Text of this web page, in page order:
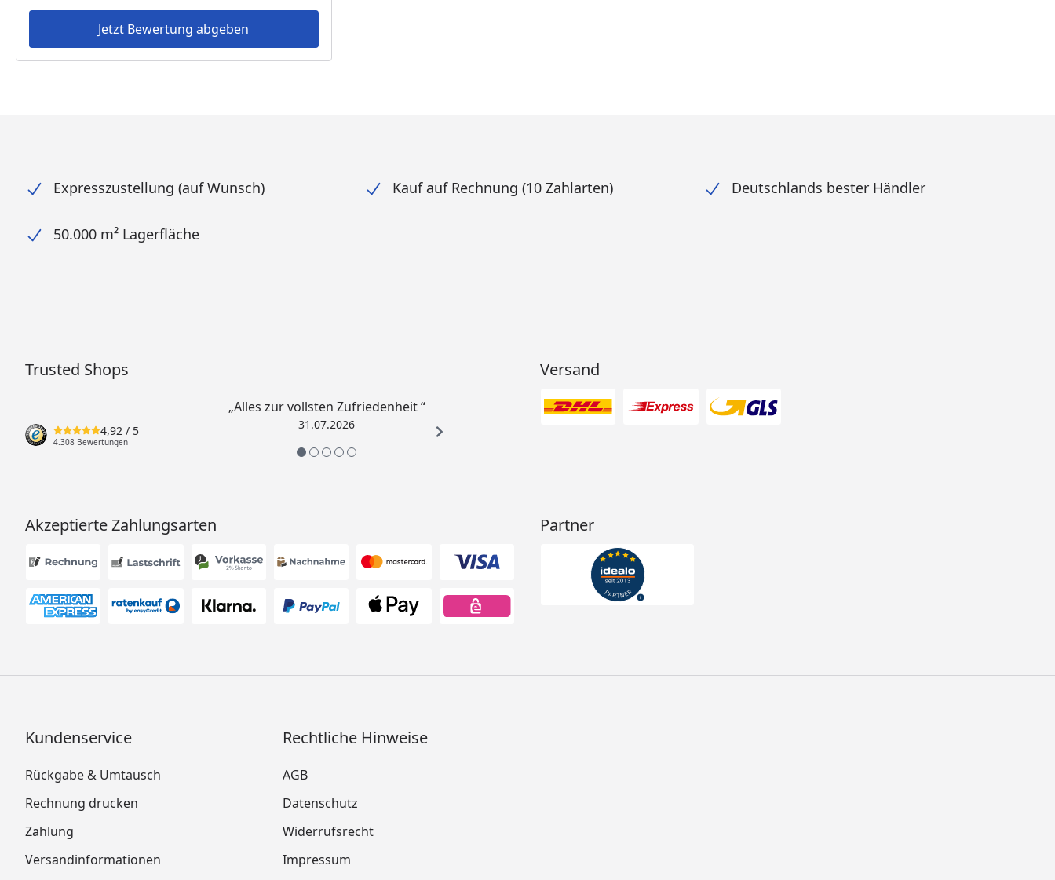
Jetzt Bewertung abgeben
Expresszustellung (auf Wunsch) Kauf auf Rechnung (10 Zahlarten) Deutschlands bester Händler
50.000 m² Lagerfläche
Trusted Shops
4,92 / 5
4.308 Bewertungen
„Alles zur vollsten Zufriedenheit “
31.07.2026
Versand
Akzeptierte Zahlungsarten Partner
Kundenservice
Rückgabe & Umtausch
Rechnung drucken
Zahlung
Versandinformationen
Rechtliche Hinweise
AGB
Datenschutz
Widerrufsrecht
Impressum